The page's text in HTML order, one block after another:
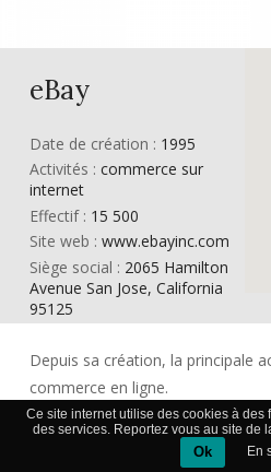
eBay
Date de création : 1995
Activités : commerce sur
internet
Effectif : 15 500
Site web : www.ebayinc.com
Siège social : 2065 Hamilton
Avenue San Jose, California
95125
Depuis sa création, la principale
commerce en ligne.
Son site internet vend des
Ce site internet utilise des cookies à des
des services. Reportez vous au site de
Ok En